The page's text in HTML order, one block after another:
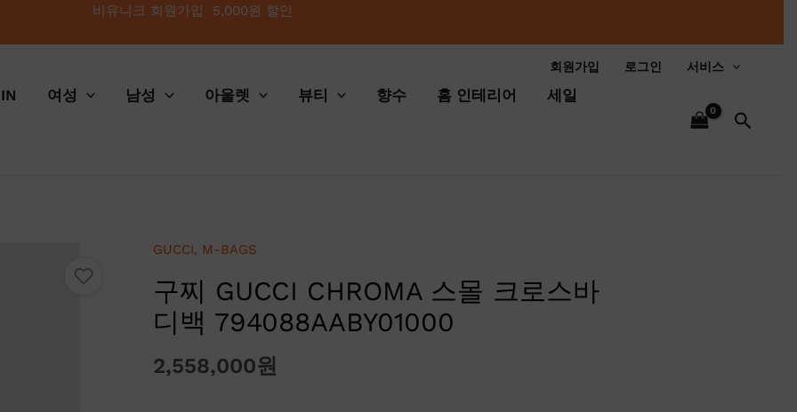
비유니크 회원가입 5,000원 할인
회원가입 로그인 서비스
여성 남성 아울렛 뷰티 향수 홈 인테리어 세일
검
GUCCI, M-BAGS
구찌 GUCCI CHROMA 스몰 크로스바
디백 794088AABY01000
2,558,000원